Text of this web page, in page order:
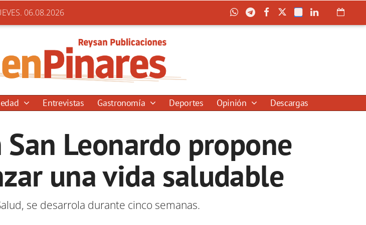
06.08.2026
Entrevistas Gastronomía Deportes Opinión Descargas
Leonardo propone
una vida saludable
se desarrola durante cinco semanas.